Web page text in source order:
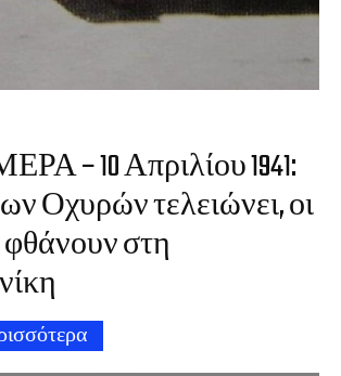
– 10 Απριλίου 1941:
Οχυρών τελειώνει, οι
στη